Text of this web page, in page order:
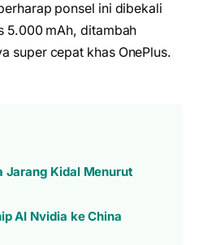
ponsel ini dibekali
5.000 mAh, ditambah
super cepat khas OnePlus.
Jarang Kidal Menurut
AI Nvidia ke China